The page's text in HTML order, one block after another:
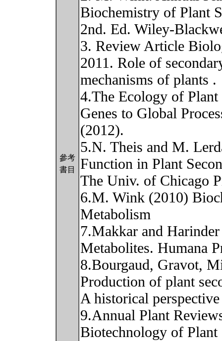
參考
書目
Biochemistry of Plant
2nd. Ed. Wiley-
3. Review Article
2011. Role of
mechanisms of plants .
4.The Ecology of
Genes to Global
(2012).
5.N. Theis and M.
Function in Plant
The Univ. of Chicago
6.M. Wink (2010)
Metabolism
7.Makkar and
Metabolites. Humana
8.Bourgaud, Gravot,
Production of plant
A historical
9.Annual Plant
Biotechnology of Plant